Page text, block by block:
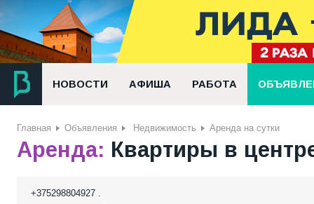
НОВОСТИ АФИША РАБОТА
Главная Объявления Недвижимость Аренда на сутки
Аренда: Квартиры в
+375298804927 .